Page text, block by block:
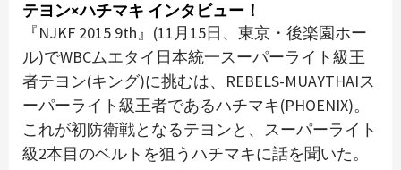
テヨン×ハチマキ インタビュー！
『NJKF 2015 9th』(11月15日、東京・後楽園ホー
ル)でWBCムエタイ日本統一スーパーライト級王
者テヨン(キング)に挑むは、REBELS-MUAYTHAIス
ーパーライト級王者であるハチマキ(PHOENIX)。
これが初防衛戦となるテヨンと、スーパーライト
級2本目のベルトを狙うハチマキに話を聞いた。